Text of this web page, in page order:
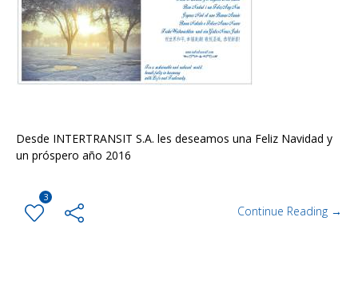
Desde INTERTRANSIT S.A. les deseamos una Feliz Navidad y
un próspero año 2016
3
Continue Reading →